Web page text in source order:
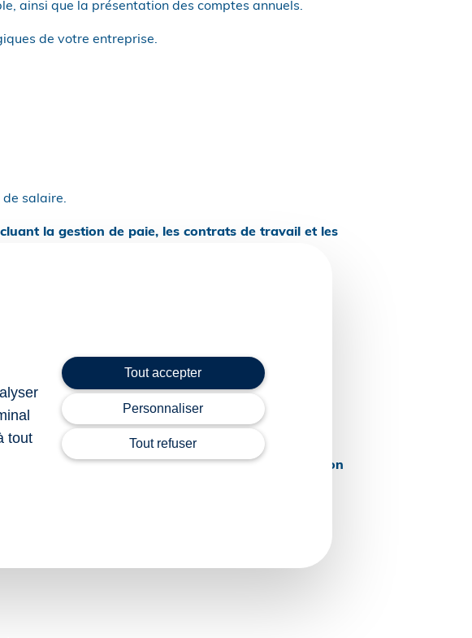
ainsi que la présentation des comptes annuels.
de votre entreprise.
salaire.
la gestion de paie, les contrats de travail et les
d’acquisition, ainsi que la rédaction de bail : votre
vous garantir une conformité totale avec la législation
tout
Tout accepter
Personnaliser
Tout refuser